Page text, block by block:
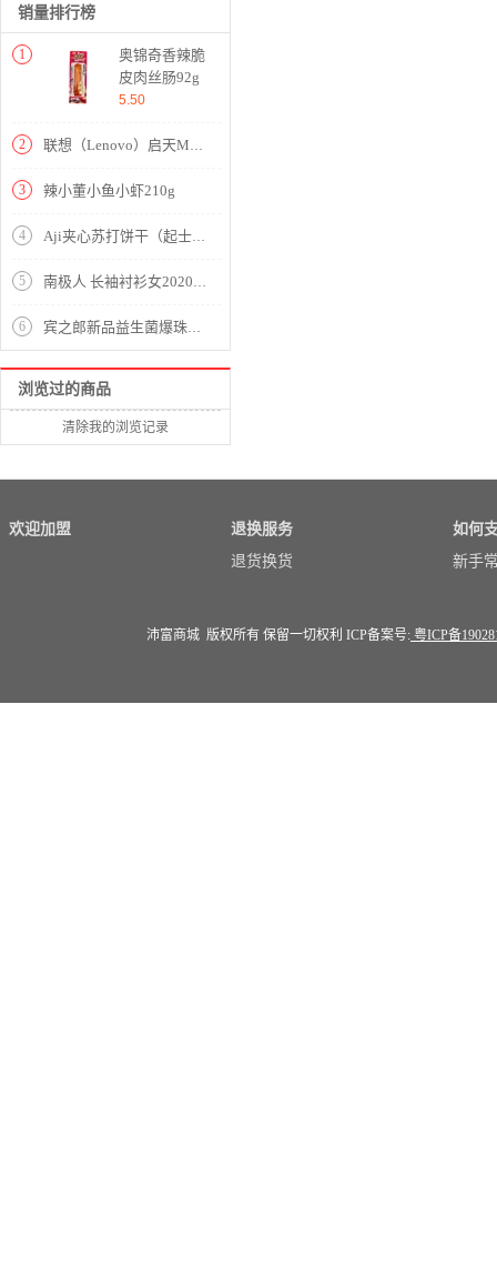
销量排行榜
1
奥锦奇香辣脆
皮肉丝肠92g
5.50
2 联想（Lenovo）启天M610-D110 台式电脑 Intel酷睿I5-7500 3.4GHz四核 4G-DDR4内存 1T SATA硬盘 集显 DVDRW 正版Linux中兴新支点V3 云教室 +19.5英寸显示器 含键鼠 原厂三年上门保修服务 原厂三年硬盘不回收 原厂门到桌服务
3 辣小董小鱼小虾210g
4 Aji夹心苏打饼干（起士味）270g
5 南极人 长袖衬衫女2020夏季新款女装时尚撞色绣花娃娃领衬衣原创设计纯色打底小衫上衣潮 N4-NRB42-5269-蓝色 M
6 宾之郎新品益生菌爆珠槟榔35装 3包
浏览过的商品
清除我的浏览记录
欢迎加盟
退换服务
退货换货
如何
新手
沛富商城 版权所有 保留一切权利 ICP备案号: 粤ICP备